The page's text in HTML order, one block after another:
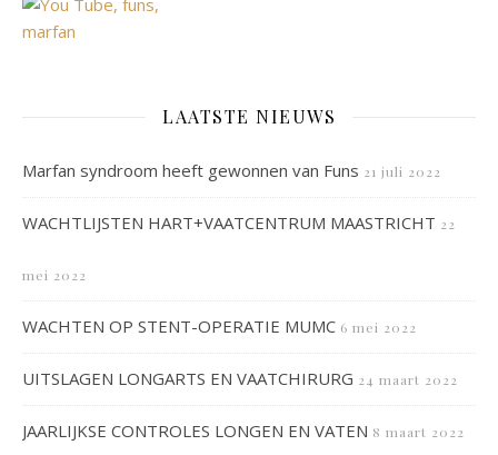
LAATSTE NIEUWS
Marfan syndroom heeft gewonnen van Funs 21 juli 2022
WACHTLIJSTEN HART+VAATCENTRUM MAASTRICHT 22
mei 2022
WACHTEN OP STENT-OPERATIE MUMC 6 mei 2022
UITSLAGEN LONGARTS EN VAATCHIRURG 24 maart 2022
JAARLIJKSE CONTROLES LONGEN EN VATEN 8 maart 2022